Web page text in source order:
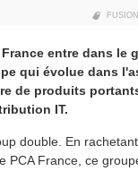
entre dans le
qui évolue dans
de produits
IT.
double. En
PCA France, ce